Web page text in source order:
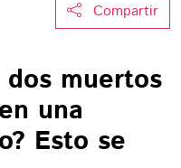
Compartir
muertos
una
Esto se